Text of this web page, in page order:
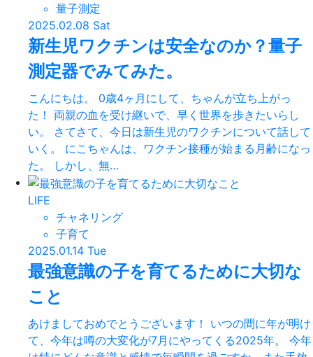
量子測定
2025.02.08 Sat
新生児ワクチンは安全なのか？量子
測定器でみてみた。
こんにちは。 0歳4ヶ月にして、ちゃんが立ち上がっ
た！ 両親の血を受け継いで、早く世界を歩きたいらし
い。 さてさて、今日は新生児のワクチンについて話して
いく。 にこちゃんは、ワクチン接種が始まる月齢になっ
た。 しかし、無…
LIFE
チャネリング
子育て
2025.01.14 Tue
最強意識の子を育てるために大切な
こと
あけましておめでとうございます！ いつの間に年が明け
て、今年は噂の大変化が7月にやってくる2025年。 今年